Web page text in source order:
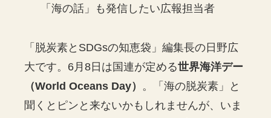
「海の話」も発信したい広報担当者
「脱炭素とSDGsの知恵袋」編集長の日野広
大です。6月8日は国連が定める世界海洋デー
（World Oceans Day） 。「海の脱炭素」と
聞くとピンと来ないかもしれませんが、いま